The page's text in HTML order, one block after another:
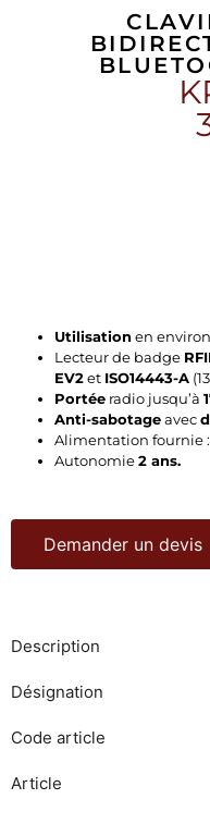
Utilisationen
Lecteur de badge
EV2et ISO14443-A
Portée radio jusqu’à
Anti-sabotageavec
Alimentation fournie :
Autonomie2 ans.
Demander un devis
Description
Désignation
Code article
Article